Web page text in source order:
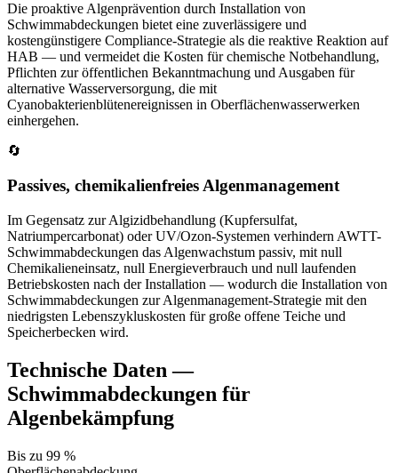
Die proaktive Algenprävention durch Installation von
Schwimmabdeckungen bietet eine zuverlässigere und
kostengünstigere Compliance-Strategie als die reaktive Reaktion auf
HAB — und vermeidet die Kosten für chemische Notbehandlung,
Pflichten zur öffentlichen Bekanntmachung und Ausgaben für
alternative Wasserversorgung, die mit
Cyanobakterienblütenereignissen in Oberflächenwasserwerken
einhergehen.
🔄
Passives, chemikalienfreies Algenmanagement
Im Gegensatz zur Algizidbehandlung (Kupfersulfat,
Natriumpercarbonat) oder UV/Ozon-Systemen verhindern AWTT-
Schwimmabdeckungen das Algenwachstum passiv, mit null
Chemikalieneinsatz, null Energieverbrauch und null laufenden
Betriebskosten nach der Installation — wodurch die Installation von
Schwimmabdeckungen zur Algenmanagement-Strategie mit den
niedrigsten Lebenszykluskosten für große offene Teiche und
Speicherbecken wird.
Technische Daten —
Schwimmabdeckungen für
Algenbekämpfung
Bis zu 99 %